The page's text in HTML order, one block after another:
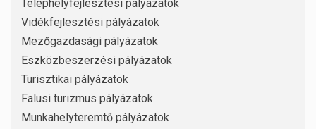
Telephelyfejlesztési pályázatok
Vidékfejlesztési pályázatok
Mezőgazdasági pályázatok
Eszközbeszerzési pályázatok
Turisztikai pályázatok
Falusi turizmus pályázatok
Munkahelyteremtő pályázatok